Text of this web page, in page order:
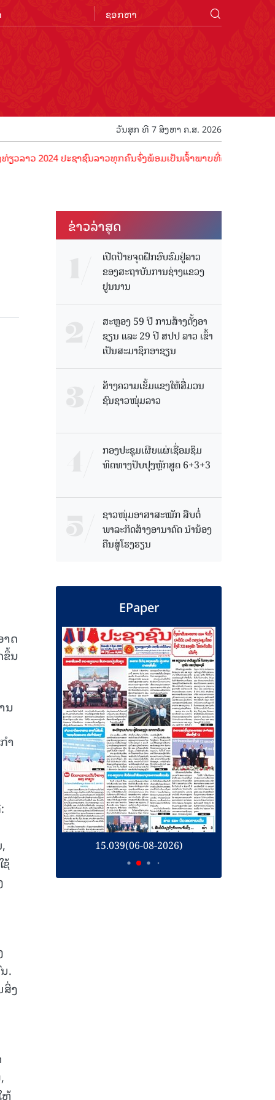
ວັນສຸກ ທີ 7 ສິງຫາ ຄ.ສ. 2026
2024 ປະຊາຊົນລາວທຸກຄົນຈົ່ງພ້ອມເປັນເຈົ້າພາບທີ່ດີ ຕ້ອນຮັບນັກທ່ອງທ່
ດ
ຂຶ້ນ
ນ
ຳ
.
ສິ່ງ
ຫ້
ຂ່າວ​ລ່າ​ສຸດ
ເປີດປ້າຍຈຸດຝຶກອົບຮົມຢູ່ລາວ
ຂອງສະຖາບັນການຊ່າງແຂວງ
ຢູນນານ
ສະຫຼອງ 59 ປີ ການສ້າງຕັ້ງອາ
ຊຽນ ແລະ 29 ປີ ສປປ ລາວ ເຂົ້າ
ເປັນສະມາຊິກອາຊຽນ
ສ້າງຄວາມເຂັ້ມແຂງໃຫ້ສື່ມວນ
ຊົນຊາວໜຸ່ມລາວ
ກອງປະຊຸມເຜີຍແຜ່ເຊື່ອມຊຶມ
ທິດທາງປັບປຸງຫຼັກສູດ 6+3+3
ຊາວໜຸ່ມອາສາສະໝັກ ສືບຕໍ່
ພາລະກິດສ້າງອານາຄົດ ນໍານ້ອງ
ຄືນສູ່ໂຮງຮຽນ
EPaper
08-2026) 15.038(05-08-2026)